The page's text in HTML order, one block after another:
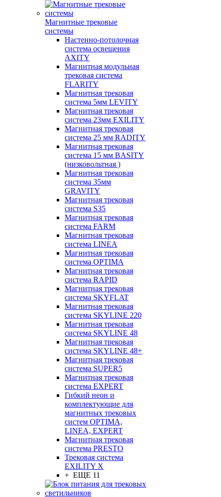
Магнитные трековые
системы
Настенно-потолочная
система освещения
AXITY
Магнитная модульная
трековая система
FLARITY
Магнитная трековая
система 5мм LEVITY
Магнитная трековая
система 23мм EXILITY
Магнитная трековая
система 25 мм RADITY
Магнитная трековая
система 15 мм BASITY
(низковольтная )
Магнитная трековая
система 35мм
GRAVITY
Магнитная трековая
система S35
Магнитная трековая
система FARM
Магнитная трековая
система LINEA
Магнитная трековая
система OPTIMA
Магнитная трековая
система RAPID
Магнитная трековая
система SKYFLAT
Магнитная трековая
система SKYLINE 220
Магнитная трековая
система SKYLINE 48
Магнитная трековая
система SKYLINE 48+
Магнитная трековая
система SUPER5
Магнитная трековая
система EXPERT
Гибкий неон и
комплектующие для
магнитных трековых
систем OPTIMA,
LINEA, EXPERT
Магнитная трековая
система PRESTO
Трековая система
EXILITY X
+ ЕЩЕ 11